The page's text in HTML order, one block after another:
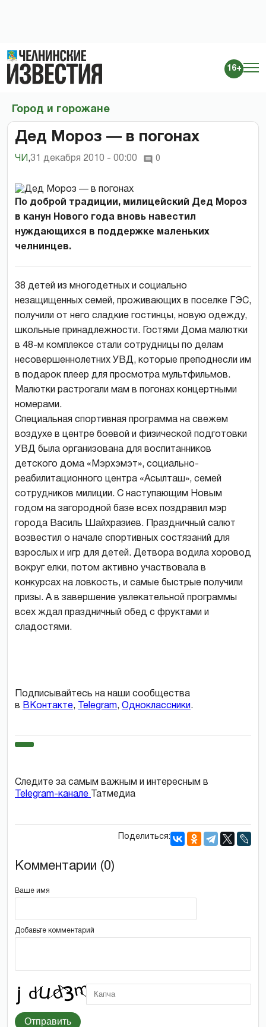
16+
Город и горожане
Дед Мороз — в погонах
ЧИ ,31 декабря 2010 - 00:00 0
По доброй традиции, милицейский Дед Мороз
в канун Нового года вновь навестил
нуждающихся в поддержке маленьких
челнинцев.
38 детей из многодетных и социально
незащищенных семей, проживающих в поселке ГЭС,
получили от него сладкие гостинцы, новую одежду,
школьные принадлежности. Гостями Дома малютки
в 48-м комплексе стали сотрудницы по делам
несовершеннолетних УВД, которые преподнесли им
в подарок плеер для просмотра мультфильмов.
Малютки растрогали мам в погонах концертными
номерами.
Специальная спортивная программа на свежем
воздухе в центре боевой и физической подготовки
УВД была организована для воспитанников
детского дома «Мэрхэмэт», социально-
реабилитационного центра «Асылташ», семей
сотрудников милиции. С наступающим Новым
годом на загородной базе всех поздравил мэр
города Василь Шайхразиев. Праздничный салют
возвестил о начале спортивных состязаний для
взрослых и игр для детей. Детвора водила хоровод
вокруг елки, потом активно участвовала в
конкурсах на ловкость, и самые быстрые получили
призы. А в завершение увлекательной программы
всех ждал праздничный обед с фруктами и
сладостями.
Подписывайтесь на наши сообщества
в ВКонтакте, Telegram, Одноклассники.
Следите за самым важным и интересным в
Telegram-канале
Татмедиа
Поделиться:
Комментарии (0)
Ваше имя
Добавьте комментарий
Отправить